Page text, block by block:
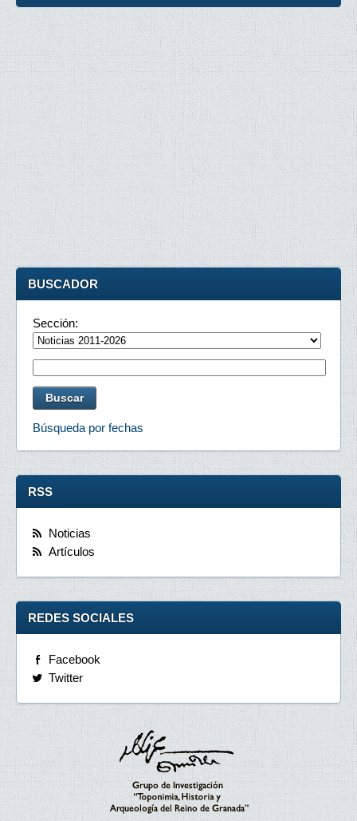
BUSCADOR
Sección:
Búsqueda por fechas
RSS
Noticias
Artículos
REDES SOCIALES
Facebook
Twitter